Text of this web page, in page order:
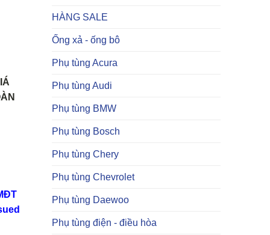
HÀNG SALE
Ống xả - ống bô
Phụ tùng Acura
Phụ tùng Audi
Phụ tùng BMW
Phụ tùng Bosch
Phụ tùng Chery
Phụ tùng Chevrolet
Phụ tùng Daewoo
Phụ tùng điện - điều hòa